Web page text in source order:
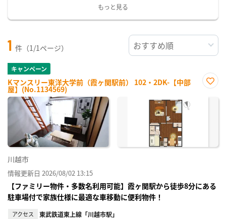
もっと見る
1 件（1/1ページ）
キャンペーン
Kマンスリー東洋大学前（霞ヶ関駅前） 102・2DK-【中部
屋】(No.1134569)
に入
川越市
情報更新日 2026/08/02 13:15
【ファミリー物件・多数名利用可能】霞ヶ関駅から徒歩8分にある
駐車場付で家族仕様に最適な車移動に便利物件！
アクセス 東武鉄道東上線「川越市駅」